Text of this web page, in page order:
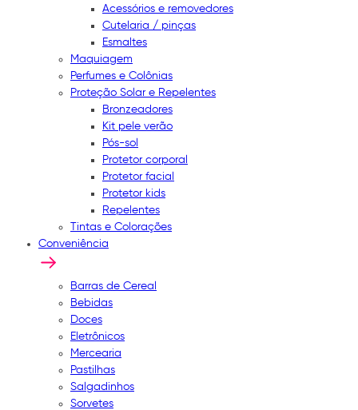
Acessórios e removedores
Cutelaria / pinças
Esmaltes
Maquiagem
Perfumes e Colônias
Proteção Solar e Repelentes
Bronzeadores
Kit pele verão
Pós-sol
Protetor corporal
Protetor facial
Protetor kids
Repelentes
Tintas e Colorações
Conveniência
Barras de Cereal
Bebidas
Doces
Eletrônicos
Mercearia
Pastilhas
Salgadinhos
Sorvetes